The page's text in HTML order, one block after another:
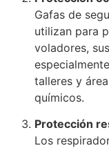
Gafas de
utilizan para
voladores,
talleres y
químicos.
Protección
Los